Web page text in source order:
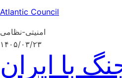
Atlantic Council
امنیتی-نظامی
۱۴۰۵/۰۳/۲۳
با ایران